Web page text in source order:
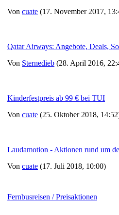
Von cuate (17. November 2017,
Qatar Airways: Angebote, Deals,
Von Sternedieb (28. April 2016,
Kinderfestpreis ab 99 € bei TUI
Von cuate (25. Oktober 2018,
Laudamotion - Aktionen rund um
Von cuate (17. Juli 2018, 10:00)
Fernbusreisen / Preisaktionen